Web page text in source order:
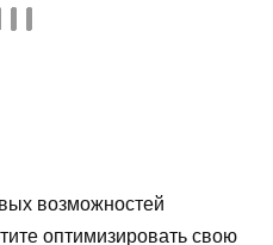
возможностей
оптимизировать свою